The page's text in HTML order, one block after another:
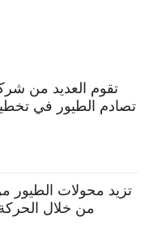
تقوم العديد من
تصادم الطيور في
تزيد محولات الطيور
من خلال الحركة